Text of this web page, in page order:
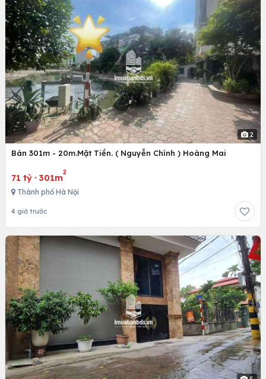
2
Bán 301m - 20m.Mặt Tiền. ( Nguyễn Chính ) Hoàng Mai
71 tỷ · 301m
2
Thành phố Hà Nội
4 giờ trước